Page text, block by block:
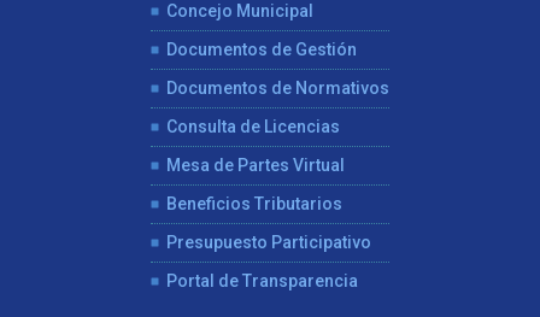
Concejo Municipal
Documentos de Gestión
Documentos de Normativos
Consulta de Licencias
Mesa de Partes Virtual
Beneficios Tributarios
Presupuesto Participativo
Portal de Transparencia